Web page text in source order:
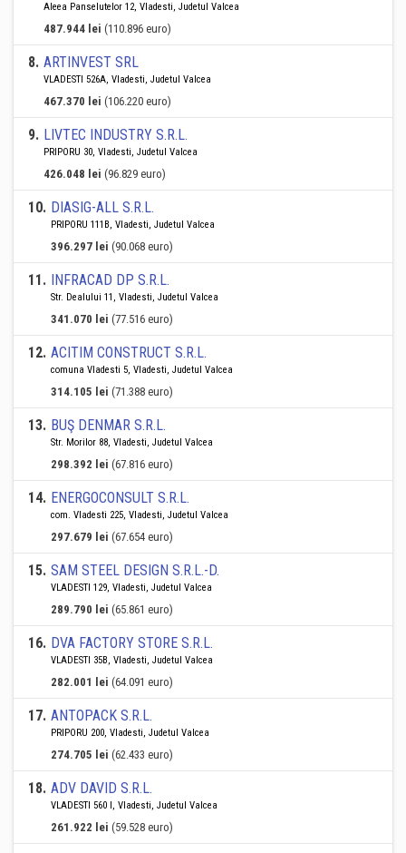
Aleea Panselutelor 12, Vladesti, Judetul Valcea
487.944 lei (110.896 euro)
8. ARTINVEST SRL
VLADESTI 526A, Vladesti, Judetul Valcea
467.370 lei (106.220 euro)
9. LIVTEC INDUSTRY S.R.L.
PRIPORU 30, Vladesti, Judetul Valcea
426.048 lei (96.829 euro)
10. DIASIG-ALL S.R.L.
PRIPORU 111B, Vladesti, Judetul Valcea
396.297 lei (90.068 euro)
11. INFRACAD DP S.R.L.
Str. Dealului 11, Vladesti, Judetul Valcea
341.070 lei (77.516 euro)
12. ACITIM CONSTRUCT S.R.L.
comuna Vladesti 5, Vladesti, Judetul Valcea
314.105 lei (71.388 euro)
13. BUŞ DENMAR S.R.L.
Str. Morilor 88, Vladesti, Judetul Valcea
298.392 lei (67.816 euro)
14. ENERGOCONSULT S.R.L.
com. Vladesti 225, Vladesti, Judetul Valcea
297.679 lei (67.654 euro)
15. SAM STEEL DESIGN S.R.L.-D.
VLADESTI 129, Vladesti, Judetul Valcea
289.790 lei (65.861 euro)
16. DVA FACTORY STORE S.R.L.
VLADESTI 35B, Vladesti, Judetul Valcea
282.001 lei (64.091 euro)
17. ANTOPACK S.R.L.
PRIPORU 200, Vladesti, Judetul Valcea
274.705 lei (62.433 euro)
18. ADV DAVID S.R.L.
VLADESTI 560 I, Vladesti, Judetul Valcea
261.922 lei (59.528 euro)